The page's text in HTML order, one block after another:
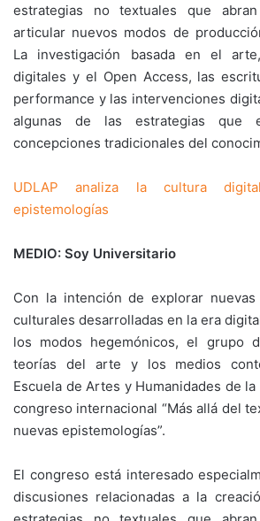
estrategias no textuales que
articular nuevos modos de
La investigación basada en el
digitales y el Open Access, las
performance y las intervenciones
algunas de las estrategias que
concepciones tradicionales del
UDLAP analiza la cultura
epistemologías
MEDIO: Soy Universitario
Con la intención de explorar
culturales desarrolladas en la era
los modos hegemónicos, el grupo
teorías del arte y los medios
Escuela de Artes y Humanidades de
congreso internacional “Más allá del
nuevas epistemologías”.
El congreso está interesado
discusiones relacionadas a la